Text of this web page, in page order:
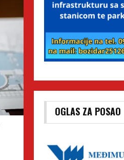
OGLAS ZA POSAO